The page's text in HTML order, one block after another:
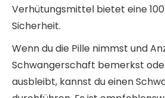
Verhütungsmittel bietet eine
Sicherheit.
Wenn du die Pille nimmst und
Schwangerschaft bemerkst
ausbleibt, kannst du einen